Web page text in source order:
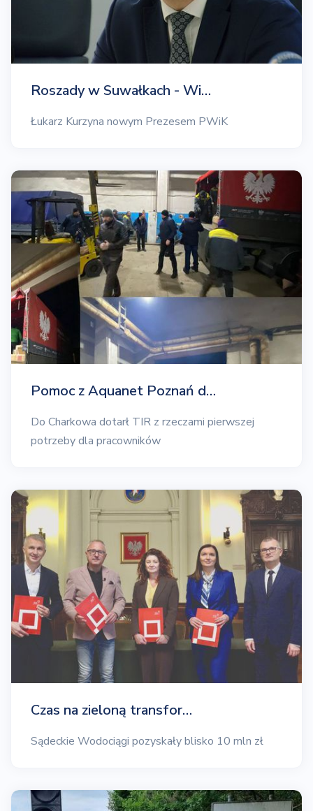
Roszady w Suwałkach - Wi…
Łukarz Kurzyna nowym Prezesem PWiK
Pomoc z Aquanet Poznań d…
Do Charkowa dotarł TIR z rzeczami pierwszej
potrzeby dla pracowników
Czas na zieloną transfor…
Sądeckie Wodociągi pozyskały blisko 10 mln zł